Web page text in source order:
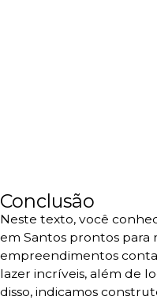
Conclusão
Neste texto, você
em Santos prontos para
empreendimentos
lazer incríveis, além de
disso, indicamos